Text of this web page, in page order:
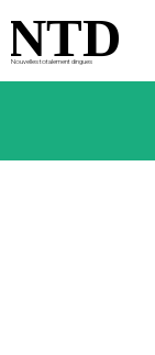
Nouvelles totalement dingues
NTD